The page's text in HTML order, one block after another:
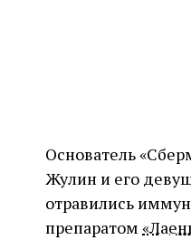
Основатель
Жулин и его
отравились
препаратом